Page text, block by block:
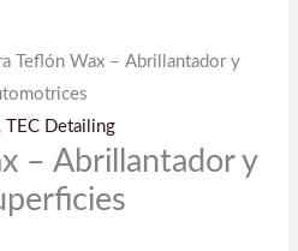
Teflón Wax – Abrillantador y
TEC Detailing
– Abrillantador y